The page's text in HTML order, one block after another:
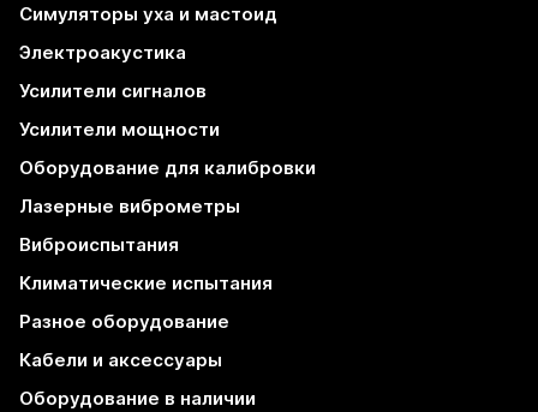
Симуляторы уха и мастоид
Электроакустика
Усилители сигналов
Усилители мощности
Оборудование для калибровки
Лазерные виброметры
Виброиспытания
Климатические испытания
Разное оборудование
Кабели и аксессуары
Оборудование в наличии